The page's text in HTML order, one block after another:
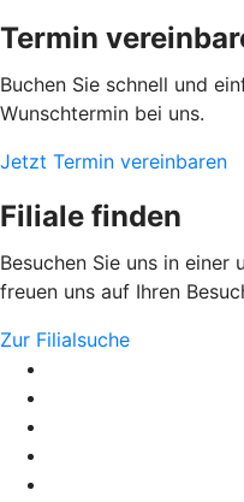
Termin
Buchen Sie schnell und
Wunschtermin bei uns.
Jetzt Termin vereinbaren
Filiale finden
Besuchen Sie uns in einer
freuen uns auf Ihren
Zur Filialsuche